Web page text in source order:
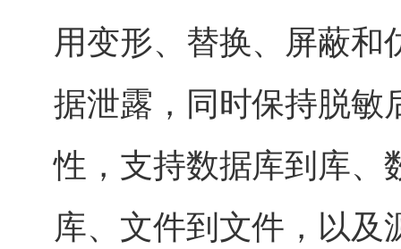
用变形、替换、屏蔽和
据泄露，同时保持脱敏
性，支持数据库到库、
库、文件到文件，以及